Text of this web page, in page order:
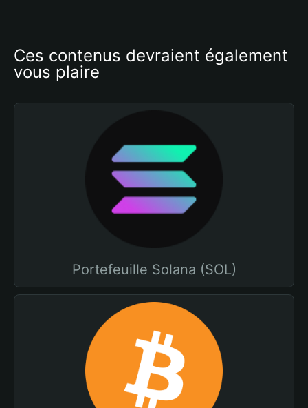
Ces contenus devraient également
vous plaire
Portefeuille Solana (SOL)